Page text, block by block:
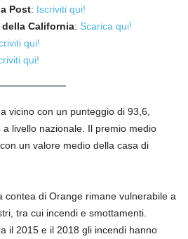
Post: Iscriviti qui!
California: Scarica qui!
qui!
qui!
vicino con un punteggio di 93,6,
livello nazionale. Il premio medio
un valore medio della casa di
contea di Orange rimane vulnerabile a
tra cui incendi e smottamenti.
il 2015 e il 2018 gli incendi hanno